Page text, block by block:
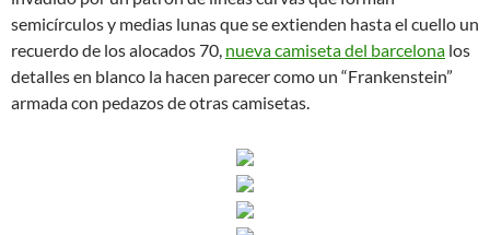
semicírculos y medias lunas que se extienden hasta el cuello un
recuerdo de los alocados 70, nueva camiseta del barcelona los
detalles en blanco la hacen parecer como un “Frankenstein”
armada con pedazos de otras camisetas.